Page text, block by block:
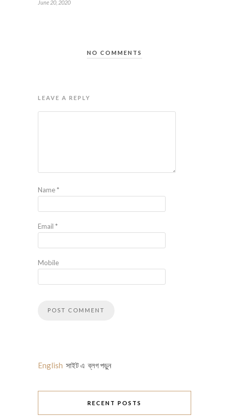
June 20, 2020
NO COMMENTS
LEAVE A REPLY
Name*
Email *
Mobile
English সাইট এ ব্লগ পড়ুন
RECENT POSTS